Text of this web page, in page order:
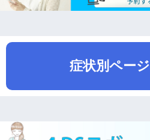
症状別ページ